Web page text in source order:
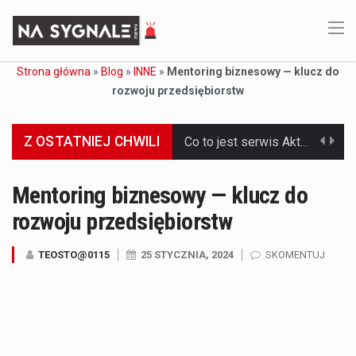
Strona główna » Blog » INNE » Mentoring biznesowy — klucz do
rozwoju przedsiębiorstw
Z OSTATNIEJ CHWILI Co to jest serwis Aktualności Polska dzisiaj? Serwis Aktualności Polska dzisiaj to żywy i nowoczesny portal, który dostarcza najświeższe wieści z kraju i zagranicy. Obejmuje…
Co to jest globalne ocieplenie? Globalne ocieplenie to proces, który trwa od dłuższego czasu i prowadzi do podnoszenia się średnich temperatur zarówno na naszej planecie,…
Mentoring biznesowy — klucz do
rozwoju przedsiębiorstw
TEOSTO@0115 25 STYCZNIA, 2024 SKOMENTUJ